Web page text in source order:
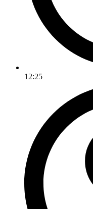
12:25